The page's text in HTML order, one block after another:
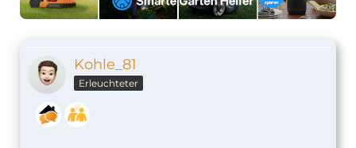
Kohle_81
Erleuchteter